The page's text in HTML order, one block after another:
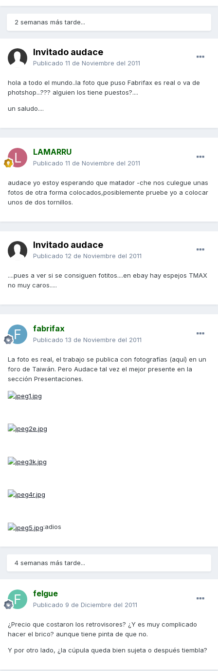
2 semanas más tarde...
Invitado audace
Publicado 11 de Noviembre del 2011
hola a todo el mundo..la foto que puso Fabrifax es real o va de
photshop...??? alguien los tiene puestos?....
un saludo....
LAMARRU
Publicado 11 de Noviembre del 2011
audace yo estoy esperando que matador -che nos culegue unas
fotos de otra forma colocados,posiblemente pruebe yo a colocar
unos de dos tornillos.
Invitado audace
Publicado 12 de Noviembre del 2011
....pues a ver si se consiguen fotitos....en ebay hay espejos TMAX
no muy caros.....
fabrifax
Publicado 13 de Noviembre del 2011
La foto es real, el trabajo se publica con fotografías (aquí) en un
foro de Taiwán. Pero Audace tal vez el mejor presente en la
sección Presentaciones.
:adios
4 semanas más tarde...
felgue
Publicado 9 de Diciembre del 2011
¿Precio que costaron los retrovisores? ¿Y es muy complicado
hacer el brico? aunque tiene pinta de que no.
Y por otro lado, ¿la cúpula queda bien sujeta o después tiembla?